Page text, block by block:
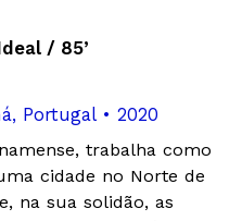
/ 85’
Portugal • 2020
trabalha como
cidade no Norte de
na sua solidão, as